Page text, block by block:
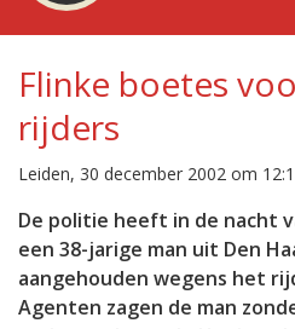
De avond van Sleutelstad
21.00 - 0.00 uur
Vorig uur
Inklappen
Flinke boetes
rijders
Leiden, 30 december 2002 om
De politie heeft in de nacht
een 38-jarige man uit Den
aangehouden wegens het
Agenten zagen de man